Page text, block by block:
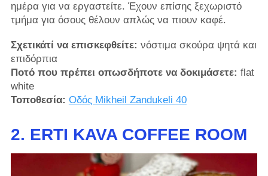
ημέρα για να εργαστείτε. Έχουν επίσης ξεχωριστό
τμήμα για όσους θέλουν απλώς να πιουν καφέ.
Σχετικάτί να επισκεφθείτε: νόστιμα σκούρα ψητά και
επιδόρπια
Ποτό που πρέπει οπωσδήποτε να δοκιμάσετε: flat
white
Τοποθεσία: Οδός Mikheil Zandukeli 40
2. ERTI KAVA COFFEE ROOM